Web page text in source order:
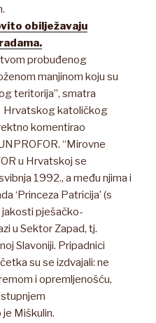
obilježavaju
probuđenog
manjinom koju su
teritorija”, smatra
Hrvatskog katoličkog
komentirao
“Mirovne
u Hrvatskoj se
1992., a među njima i
‘Princeza Patricija’ (s
pješačko-
u Sektor Zapad, tj.
Slavoniji. Pripadnici
su se izdvajali: ne
i opremljenošću,
Miškulin.